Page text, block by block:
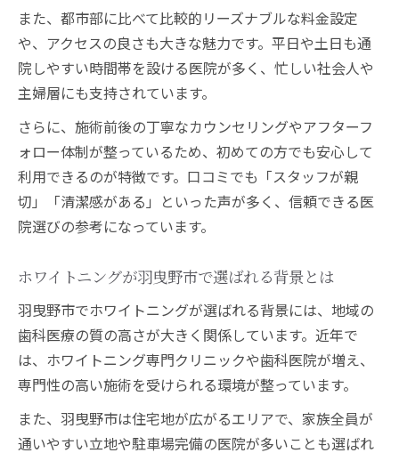
口コミを活用した羽曳野市ホワイトニング
探し
羽曳野市で後悔しないホワイトニング選択
術
ホワイトニング藤井寺と羽曳野市の選び方
の違い
自然な白さへ導くホワイトニング体験談に学ぶ
羽曳野市のホワイトニング体験談から学ぶ
選び方
度
羽曳野市で人気のホワイトニング実際の声
を紹介
自然な白さを実感したホワイトニング体験
談
ホワイトニングセンター羽曳野店のレビュ
ー活用法
また、都市部に比べて比較的リーズナブルな料金設定
や、アクセスの良さも大きな魅力です。平日や土日も通
院しやすい時間帯を設ける医院が多く、忙しい社会人や
主婦層にも支持されています。
さらに、施術前後の丁寧なカウンセリングやアフターフ
ォロー体制が整っているため、初めての方でも安心して
利用できるのが特徴です。口コミでも「スタッフが親
切」「清潔感がある」といった声が多く、信頼できる医
院選びの参考になっています。
ホワイトニングが羽曳野市で選ばれる背景とは
羽曳野市でホワイトニングが選ばれる背景には、地域の
歯科医療の質の高さが大きく関係しています。近年で
は、ホワイトニング専門クリニックや歯科医院が増え、
専門性の高い施術を受けられる環境が整っています。
また、羽曳野市は住宅地が広がるエリアで、家族全員が
通いやすい立地や駐車場完備の医院が多いことも選ばれ